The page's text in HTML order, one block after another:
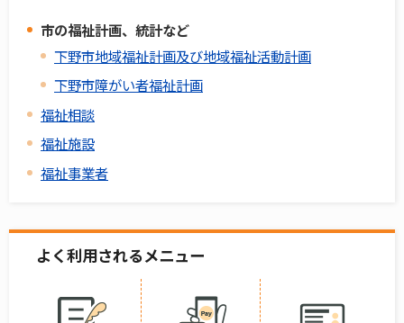
市の福祉計画、統計など
下野市地域福祉計画及び地域福祉活動計画
下野市障がい者福祉計画
福祉相談
福祉施設
福祉事業者
よく利用されるメニュー